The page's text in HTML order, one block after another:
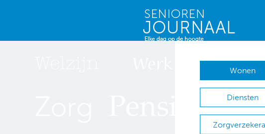
Wonen
Diensten